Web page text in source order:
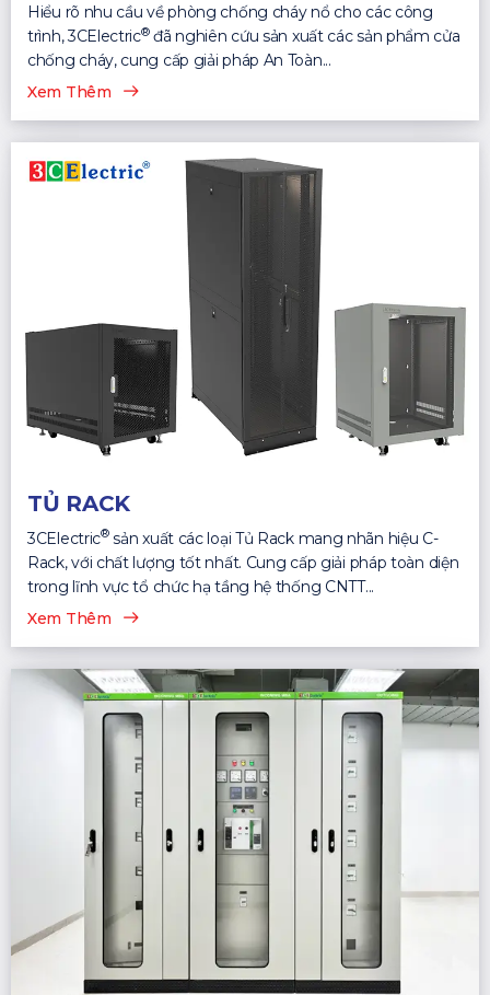
Hiểu rõ nhu cầu về phòng chống cháy nổ cho các công
trình, 3CElectric®đã nghiên cứu sản xuất các sản phẩm cửa
chống cháy, cung cấp giải pháp An Toàn...
Xem Thêm
TỦ RACK
3CElectric®sản xuất các loại Tủ Rack mang nhãn hiệu C-
Rack, với chất lượng tốt nhất. Cung cấp giải pháp toàn diện
trong lĩnh vực tổ chức hạ tầng hệ thống CNTT...
Xem Thêm